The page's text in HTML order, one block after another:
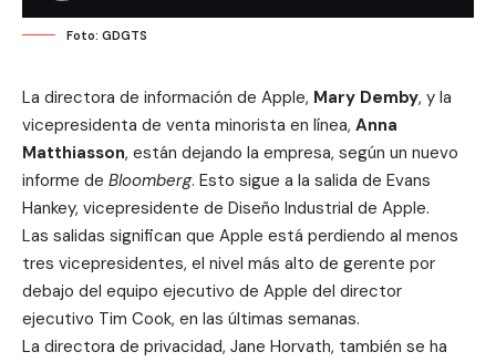
Foto: GDGTS
La directora de información de Apple, Mary Demby, y la
vicepresidenta de venta minorista en línea, Anna
Matthiasson, están dejando la empresa, según un nuevo
informe de Bloomberg. Esto sigue a la salida de Evans
Hankey, vicepresidente de Diseño Industrial de Apple.
Las salidas significan que Apple está perdiendo al menos
tres vicepresidentes, el nivel más alto de gerente por
debajo del equipo ejecutivo de Apple del director
ejecutivo Tim Cook, en las últimas semanas.
La directora de privacidad, Jane Horvath, también se ha